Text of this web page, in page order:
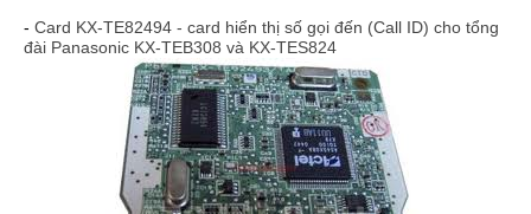
- Card KX-TE82494 - card hiển thị số gọi đến (Call ID) cho tổng
đài Panasonic KX-TEB308 và KX-TES824